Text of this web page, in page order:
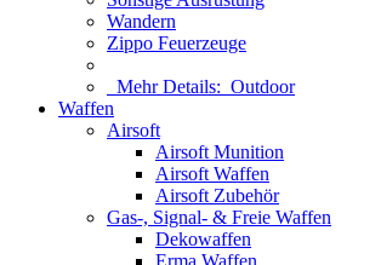
Wandern
Zippo Feuerzeuge
Mehr Details: Outdoor
Waffen
Airsoft
Airsoft Munition
Airsoft Waffen
Airsoft Zubehör
Gas-, Signal- & Freie Waffen
Dekowaffen
Erma Waffen